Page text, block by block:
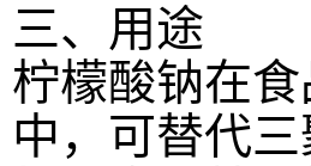
三、用途
柠檬酸钠在
中，可替代